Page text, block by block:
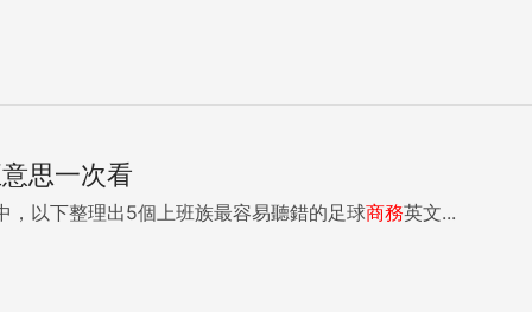
思一次看
，以下整理出5個上班族最容易聽錯的足球商務英文...